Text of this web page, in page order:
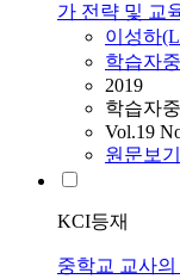
가 전략 및 교
이성하
학습자
2019
학습자
Vol.19
원문보기
KCI등재
중학교 교사